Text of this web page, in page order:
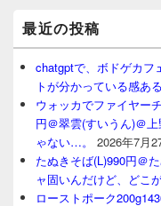
最近の投稿
chatgptで、ボドゲカフ
トが分かっている感ある
ウォッカでファイヤー
円＠翠雲(すいうん)＠
ゃない…。
2026年7月
たぬきそば(L)990円＠
ャ固いんだけど、どこ
ローストポーク